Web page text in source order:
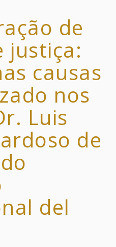
de
justiça:
causas
nos
Luis
de
del